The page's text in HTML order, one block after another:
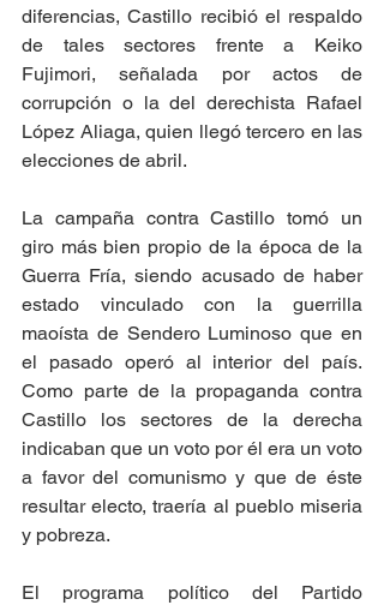
diferencias, Castillo recibió el respaldo
de tales sectores frente a Keiko
Fujimori, señalada por actos de
corrupción o la del derechista Rafael
López Aliaga, quien llegó tercero en las
elecciones de abril.
La campaña contra Castillo tomó un
giro más bien propio de la época de la
Guerra Fría, siendo acusado de haber
estado vinculado con la guerrilla
maoísta de Sendero Luminoso que en
el pasado operó al interior del país.
Como parte de la propaganda contra
Castillo los sectores de la derecha
indicaban que un voto por él era un voto
a favor del comunismo y que de éste
resultar electo, traería al pueblo miseria
y pobreza.
El programa político del Partido